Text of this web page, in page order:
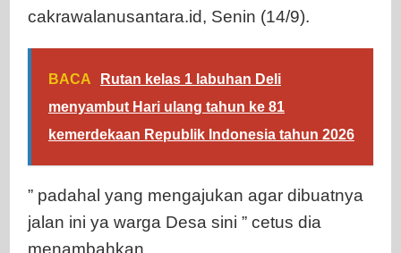
cakrawalanusantara.id, Senin (14/9).
BACA
Rutan kelas 1 labuhan Deli
menyambut Hari ulang tahun ke 81
kemerdekaan Republik Indonesia tahun 2026
” padahal yang mengajukan agar dibuatnya
jalan ini ya warga Desa sini ” cetus dia
menambahkan.